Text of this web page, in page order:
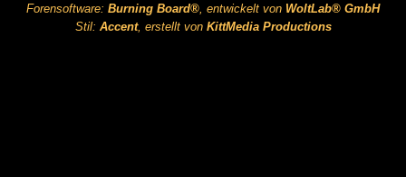
Forensoftware: Burning Board®, entwickelt von WoltLab® GmbH
Stil: Accent, erstellt von KittMedia Productions